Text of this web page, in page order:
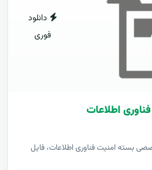
دانلود
فوری
اطلاعات
بسته امنیت فناوری اطلاعات، فایل